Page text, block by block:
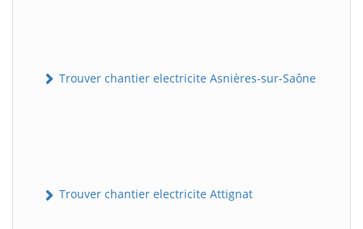
Trouver chantier electricite Asnières-sur-Saône
Trouver chantier electricite Attignat